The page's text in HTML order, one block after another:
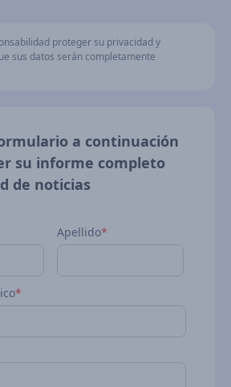
proteger su privacidad y
sus datos serán completamente
a continuación
su informe completo
de noticias
Apellido*
*